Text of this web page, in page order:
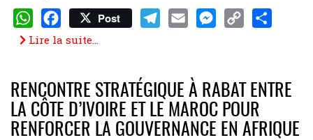
WhatsApp
Facebook
Post
Lire la suite...
RENCONTRE STRATÉGIQUE À RABAT ENTRE
LA CÔTE D’IVOIRE ET LE MAROC POUR
RENFORCER LA GOUVERNANCE EN AFRIQUE